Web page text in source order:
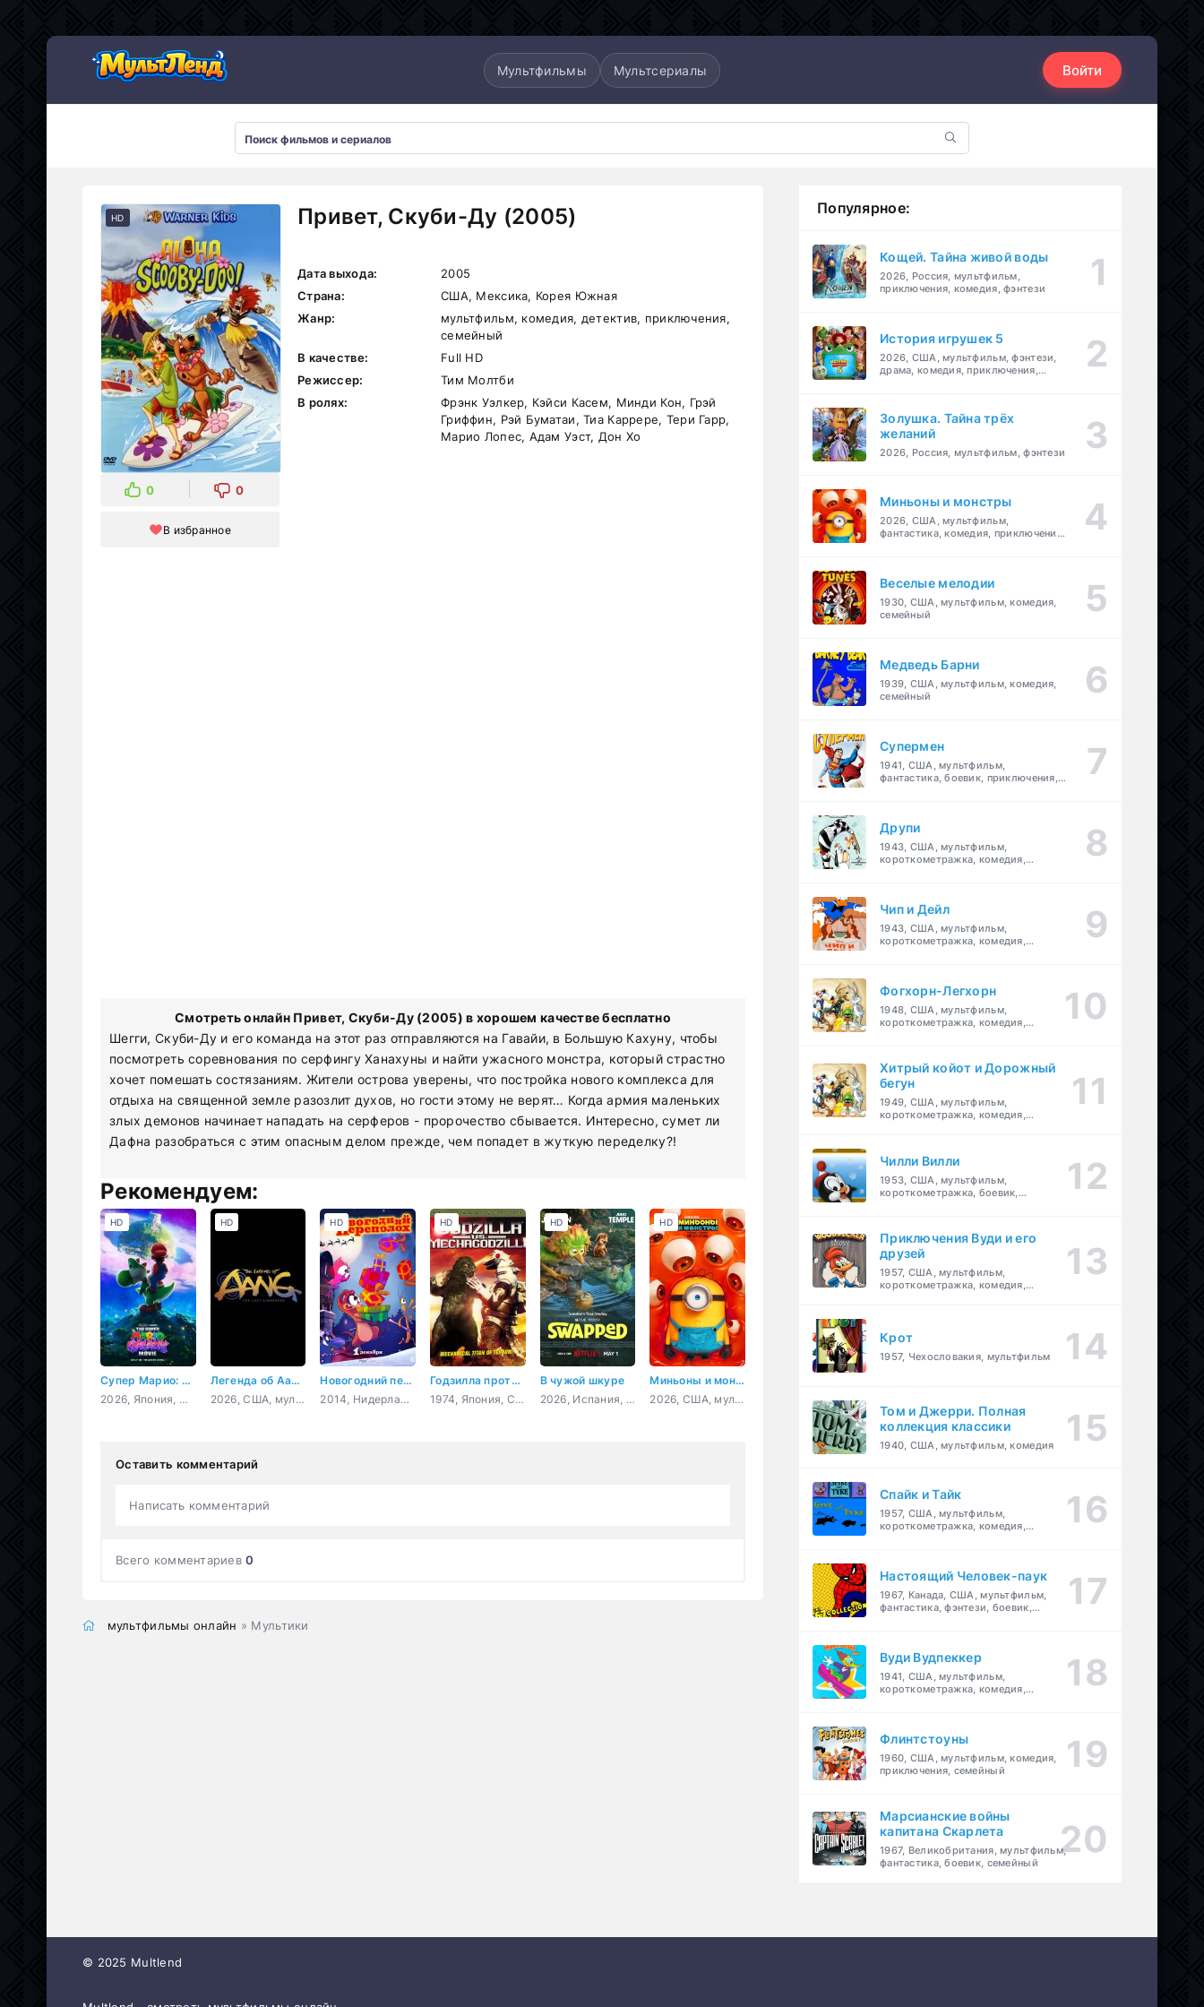
Мультфильмы Мультсериалы Войти
Привет, Скуби-Ду (2005)
HD
0 0
В избранное
Дата выхода:
2005
Страна:
США, Мексика, Корея Южная
Жанр:
мультфильм, комедия, детектив, приключения,
семейный
В качестве:
Full HD
Режиссер:
Тим Молтби
В ролях:
Фрэнк Уэлкер, Кэйси Касем, Минди Кон, Грэй
Гриффин, Рэй Буматаи, Тиа Каррере, Тери Гарр,
Марио Лопес, Адам Уэст, Дон Хо
Смотреть онлайн Привет, Скуби-Ду (2005) в хорошем качестве бесплатно
Шегги, Скуби-Ду и его команда на этот раз отправляются на Гавайи, в Большую Кахуну, чтобы
посмотреть соревнования по серфингу Ханахуны и найти ужасного монстра, который страстно
хочет помешать состязаниям. Жители острова уверены, что постройка нового комплекса для
отдыха на священной земле разозлит духов, но гости этому не верят… Когда армия маленьких
злых демонов начинает нападать на серферов - пророчество сбывается. Интересно, сумет ли
Дафна разобраться с этим опасным делом прежде, чем попадет в жуткую переделку?!
Рекомендуем:
Супер Марио: Галактическое кино
2026, Япония, США, мультфильм, фэнтези, комедия, приключения, семейный
HD
Легенда об Аанге: Последний маг воздуха
2026, США, мультфильм, фэнтези, боевик, детектив, приключения, семейный
HD
Новогодний переполох
2014, Нидерланды, Бельгия, мультфильм
HD
Годзилла против Мехагодзиллы
1974, Япония, США, мультфильм, фантастика, фэнтези, боевик, приключения, семейный
HD
В чужой шкуре
2026, Испания, США, мультфильм, фэнтези, комедия, приключения, семейный
HD
Миньоны и монстры
2026, США, мультфильм, фантастика, комедия, приключения, семейный
HD
Оставить комментарий
Написать комментарий
Всего комментариев0
мультфильмы онлайн » Мультики
Популярное:
Кощей. Тайна живой воды
2026, Россия, мультфильм,
приключения, комедия, фэнтези
История игрушек 5
2026, США, мультфильм, фэнтези,
драма, комедия, приключения,
Золушка. Тайна трёх
желаний
2026, Россия, мультфильм, фэнтези
Миньоны и монстры
2026, США, мультфильм,
фантастика, комедия, приключения,
Веселые мелодии
1930, США, мультфильм, комедия,
семейный
Медведь Барни
1939, США, мультфильм, комедия,
семейный
Супермен
1941, США, мультфильм,
фантастика, боевик, приключения,
Друпи
1943, США, мультфильм,
короткометражка, комедия,
Чип и Дейл
1943, США, мультфильм,
короткометражка, комедия,
Фогхорн-Легхорн
1948, США, мультфильм,
короткометражка, комедия,
Хитрый койот и Дорожный
бегун
1949, США, мультфильм,
короткометражка, комедия,
Чилли Вилли
1953, США, мультфильм,
короткометражка, боевик,
Приключения Вуди и его
друзей
1957, США, мультфильм,
короткометражка, комедия,
Крот
1957, Чехословакия, мультфильм
Том и Джерри. Полная
коллекция классики
1940, США, мультфильм, комедия
Спайк и Тайк
1957, США, мультфильм,
короткометражка, комедия,
Настоящий Человек-паук
1967, Канада, США, мультфильм,
фантастика, фэнтези, боевик,
Вуди Вудпеккер
1941, США, мультфильм,
короткометражка, комедия,
Флинтстоуны
1960, США, мультфильм, комедия,
приключения, семейный
Марсианские войны
капитана Скарлета
1967, Великобритания, мультфильм,
фантастика, боевик, семейный
© 2025 Multlend